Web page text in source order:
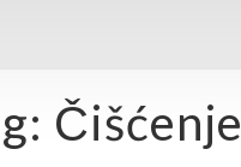
Čišćenje